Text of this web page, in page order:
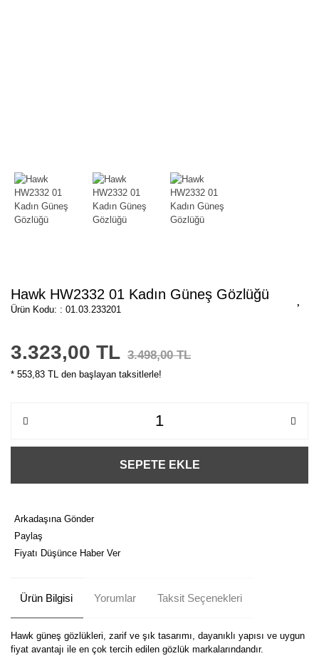
Hawk HW2332 01 Kadın Güneş Gözlüğü
Ürün Kodu: : 01.03.233201
3.323,00 TL 3.498,00 TL
* 553,83 TL den başlayan taksitlerle!
SEPETE EKLE
Arkadaşına Gönder
Paylaş
Fiyatı Düşünce Haber Ver
Ürün Bilgisi Yorumlar Taksit Seçenekleri
Hawk güneş gözlükleri, zarif ve şık tasarımı, dayanıklı yapısı ve uygun
fiyat avantajı ile en çok tercih edilen gözlük markalarındandır.